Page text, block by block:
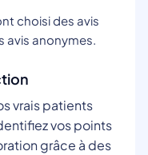
choisi des avis
avis anonymes.
vrais patients
vos points
grâce à des